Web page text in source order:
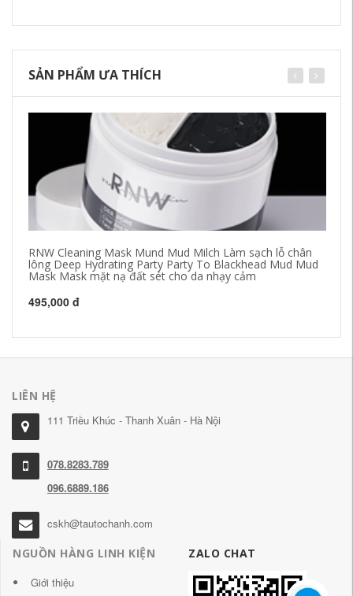
SẢN PHẨM ƯA THÍCH
RNW Cleaning Mask Mund Mud Milch Làm sạch lỗ chân
lông Deep Hydrating Party Party To Blackhead Mud Mud
Mask Mask mặt nạ đất sét cho da nhạy cảm
495,000 đ
LIÊN HỆ
111 Triều Khúc - Thanh Xuân - Hà Nội
078.8283.789
096.6889.186
cskh@tautochanh.com
NGUỒN HÀNG LINH KIỆN
Giới thiệu
ZALO CHAT